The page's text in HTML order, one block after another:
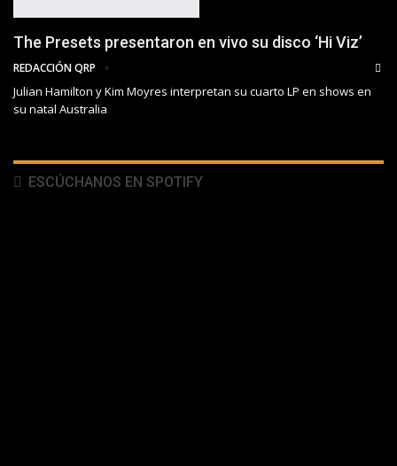
The Presets presentaron en vivo su disco ‘Hi Viz’
REDACCIÓN QRP
Julian Hamilton y Kim Moyres interpretan su cuarto LP en shows en
su natal Australia
ESCÚCHANOS EN SPOTIFY